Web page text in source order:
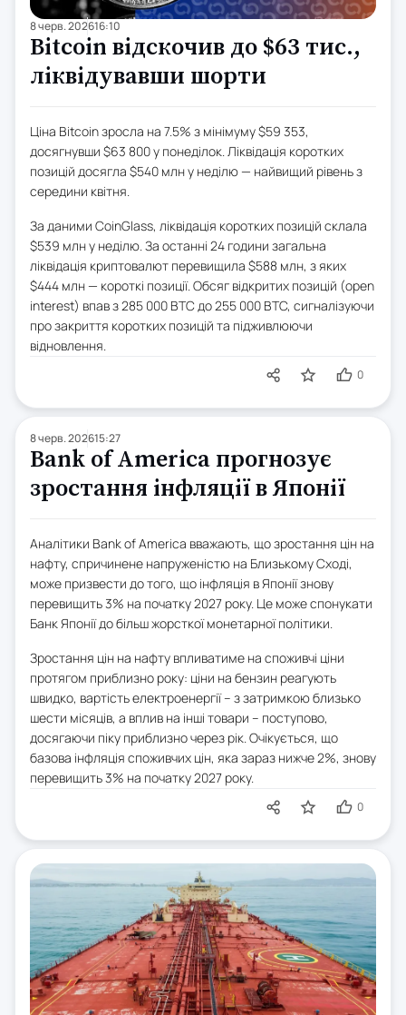
8 черв. 202616:10
Bitcoin відскочив до $63 тис.,
ліквідувавши шорти
Ціна Bitcoin зросла на 7.5% з мінімуму $59 353,
досягнувши $63 800 у понеділок. Ліквідація коротких
позицій досягла $540 млн у неділю — найвищий рівень з
середини квітня.
За даними CoinGlass, ліквідація коротких позицій склала
$539 млн у неділю. За останні 24 години загальна
ліквідація криптовалют перевищила $588 млн, з яких
$444 млн — короткі позиції. Обсяг відкритих позицій (open
interest) впав з 285 000 BTC до 255 000 BTC, сигналізуючи
про закриття коротких позицій та підживлюючи
відновлення.
0
8 черв. 202615:27
Bank of America прогнозує
зростання інфляції в Японії
Аналітики Bank of America вважають, що зростання цін на
нафту, спричинене напруженістю на Близькому Сході,
може призвести до того, що інфляція в Японії знову
перевищить 3% на початку 2027 року. Це може спонукати
Банк Японії до більш жорсткої монетарної політики.
Зростання цін на нафту впливатиме на споживчі ціни
протягом приблизно року: ціни на бензин реагують
швидко, вартість електроенергії – з затримкою близько
шести місяців, а вплив на інші товари – поступово,
досягаючи піку приблизно через рік. Очікується, що
базова інфляція споживчих цін, яка зараз нижче 2%, знову
перевищить 3% на початку 2027 року.
0